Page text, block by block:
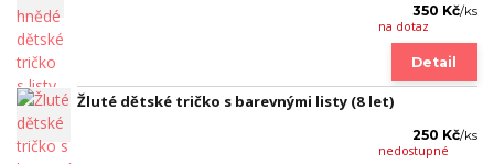
350 Kč/ks
na dotaz
Detail
Žluté dětské tričko s barevnými listy (8 let)
250 Kč/ks
nedostupné